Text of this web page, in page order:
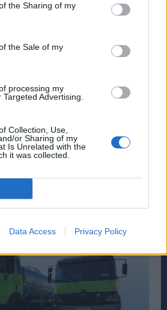
the Sharing of my
the Sale of my
processing my
Advertising.
Collection, Use,
or Sharing of my
Is Unrelated with the
it was collected.
Data Access Privacy Policy